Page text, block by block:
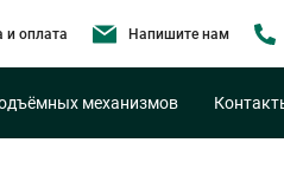
и оплата Напишите нам
механизмов